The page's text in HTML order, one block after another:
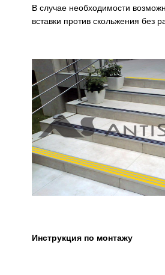
В случае необходимости
вставки против скольжения без
Инструкция по монтажу